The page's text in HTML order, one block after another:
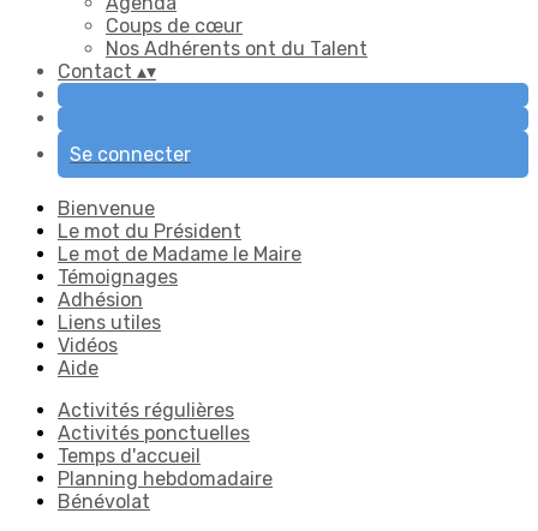
Coups de cœur
Nos Adhérents ont du Talent
Contact ▴▾
Se connecter
Bienvenue
Le mot du Président
Le mot de Madame le Maire
Témoignages
Adhésion
Liens utiles
Vidéos
Aide
Activités régulières
Activités ponctuelles
Temps d'accueil
Planning hebdomadaire
Bénévolat